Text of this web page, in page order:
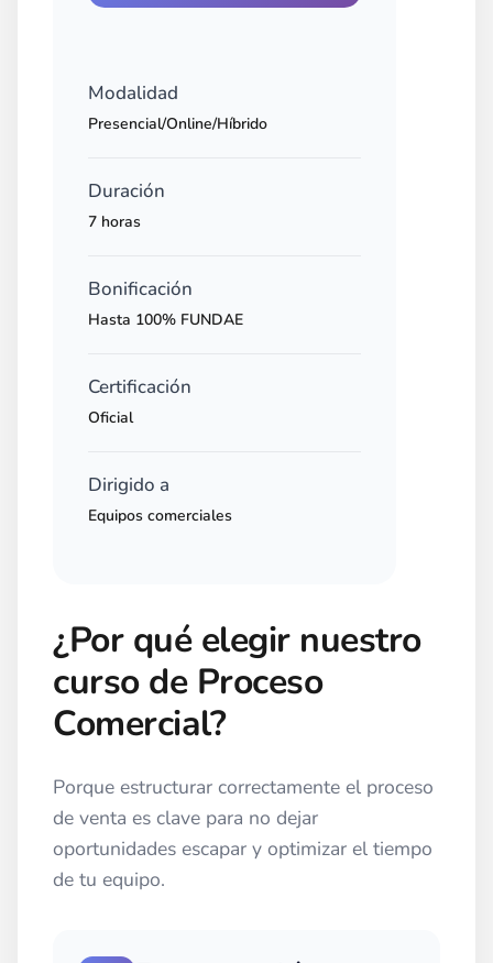
¿Por qué elegir nuestro
curso de Proceso
Comercial?
Porque estructurar correctamente el proceso
de venta es clave para no dejar
oportunidades escapar y optimizar el tiempo
de tu equipo.
Modalidad
Presencial/Online/Híbrido
Duración
7 horas
Bonificación
Hasta 100% FUNDAE
Certificación
Oficial
Dirigido a
Equipos comerciales